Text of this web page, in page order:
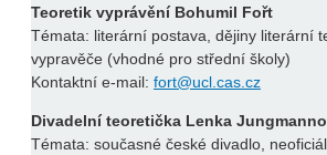
Teoretik vyprávění Bohumil Fořt
Témata: literární postava, dějiny literární
vypravěče (vhodné pro střední školy)
Kontaktní e-mail: fort@ucl.cas.cz
Divadelní teoretička Lenka
Témata: současné české divadlo,